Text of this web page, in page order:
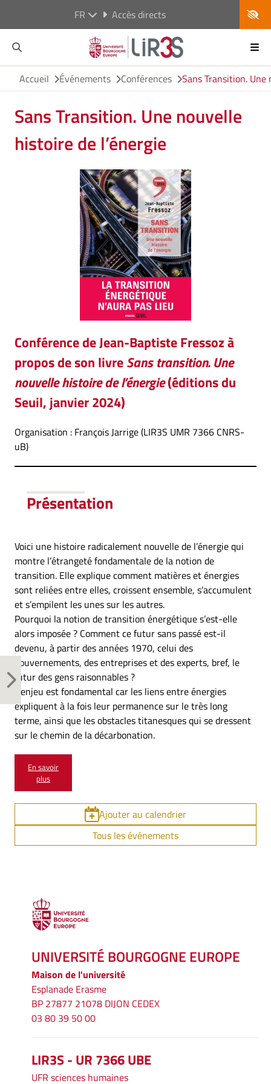
FR Accès directs
Accueil Événements Conférences Sans Transition.
Sans Transition. Une nouvelle
histoire de l’énergie
Conférence de Jean-Baptiste Fressoz à
propos de son livreSans transition. Une
nouvelle histoire de l’énergie(éditions du
Seuil, janvier 2024)
Organisation : François Jarrige (LIR3S UMR 7366 CNRS-
uB)
Présentation
Voici une histoire radicalement nouvelle de l’énergie qui
montre l’étrangeté fondamentale de la notion de
transition. Elle explique comment matières et énergies
sont reliées entre elles, croissent ensemble, s’accumulent
et s’empilent les unes sur les autres.
Pourquoi la notion de transition énergétique s’est-elle
alors imposée ? Comment ce futur sans passé est-il
devenu, à partir des années 1970, celui des
gouvernements, des entreprises et des experts, bref, le
futur des gens raisonnables ?
L’enjeu est fondamental car les liens entre énergies
expliquent à la fois leur permanence sur le très long
terme, ainsi que les obstacles titanesques qui se dressent
sur le chemin de la décarbonation.
En savoir
plus
Ajouter au calendrier
Tous les événements
UNIVERSITÉ BOURGOGNE EUROPE
Maison de l'université
Esplanade Erasme
BP 27877 21078 DIJON CEDEX
03 80 39 50 00
LIR3S - UR 7366 UBE
UFR sciences humaines